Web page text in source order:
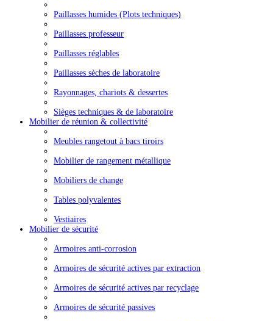
Paillasses humides (Plots techniques)
Paillasses professeur
Paillasses réglables
Paillasses sèches de laboratoire
Rayonnages, chariots & dessertes
Sièges techniques & de laboratoire
Mobilier de réunion & collectivité
Meubles rangetout à bacs tiroirs
Mobilier de rangement métallique
Mobiliers de change
Tables polyvalentes
Vestiaires
Mobilier de sécurité
Armoires anti-corrosion
Armoires de sécurité actives par extraction
Armoires de sécurité actives par recyclage
Armoires de sécurité passives